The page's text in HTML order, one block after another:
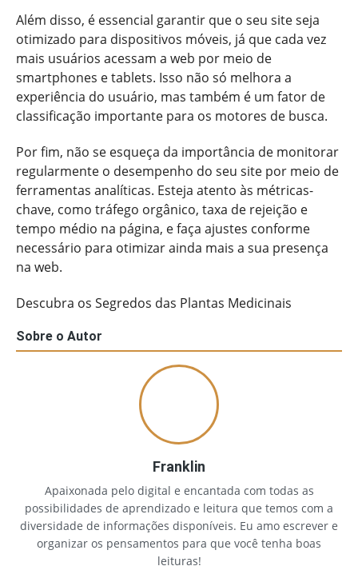
Além disso, é essencial garantir que o seu site seja
otimizado para dispositivos móveis, já que cada vez
mais usuários acessam a web por meio de
smartphones e tablets. Isso não só melhora a
experiência do usuário, mas também é um fator de
classificação importante para os motores de busca.
Por fim, não se esqueça da importância de monitorar
regularmente o desempenho do seu site por meio de
ferramentas analíticas. Esteja atento às métricas-
chave, como tráfego orgânico, taxa de rejeição e
tempo médio na página, e faça ajustes conforme
necessário para otimizar ainda mais a sua presença
na web.
Descubra os Segredos das Plantas Medicinais
Sobre o Autor
Franklin
Apaixonada pelo digital e encantada com todas as
possibilidades de aprendizado e leitura que temos com a
diversidade de informações disponíveis. Eu amo escrever e
organizar os pensamentos para que você tenha boas
leituras!